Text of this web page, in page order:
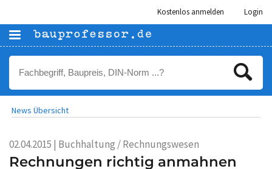
Kostenlos anmelden Login
News Übersicht
02.04.2015 | Buchhaltung / Rechnungswesen
Rechnungen richtig anmahnen